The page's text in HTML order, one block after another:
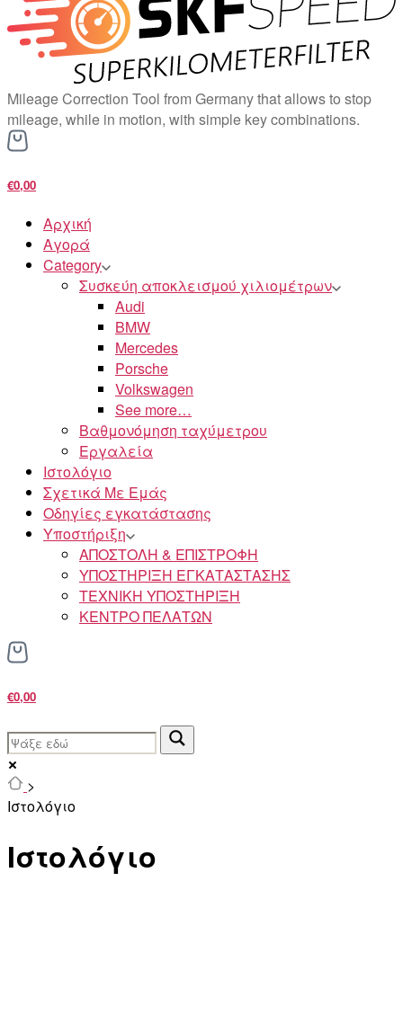
Mileage Correction Tool from Germany that allows to stop
mileage, while in motion, with simple key combinations.
€0,00
Αρχική
Αγορά
Category
Συσκεύη αποκλεισμού χιλιομέτρων
Audi
BMW
Mercedes
Porsche
Volkswagen
See more…
Βαθμονόμηση ταχύμετρου
Εργαλεία
Ιστολόγιο
Σχετικά Με Εμάς
Οδηγίες εγκατάστασης
Υποστήριξη
ΑΠΟΣΤΟΛΗ & ΕΠΙΣΤΡΟΦΗ
ΥΠΟΣΤΗΡΙΞΗ ΕΓΚΑΤΑΣΤΑΣΗΣ
ΤΕΧΝΙΚΗ ΥΠΟΣΤΗΡΙΞΗ
ΚΕΝΤΡΟ ΠΕΛΑΤΩΝ
€0,00
>
Ιστολόγιο
Ιστολόγιο